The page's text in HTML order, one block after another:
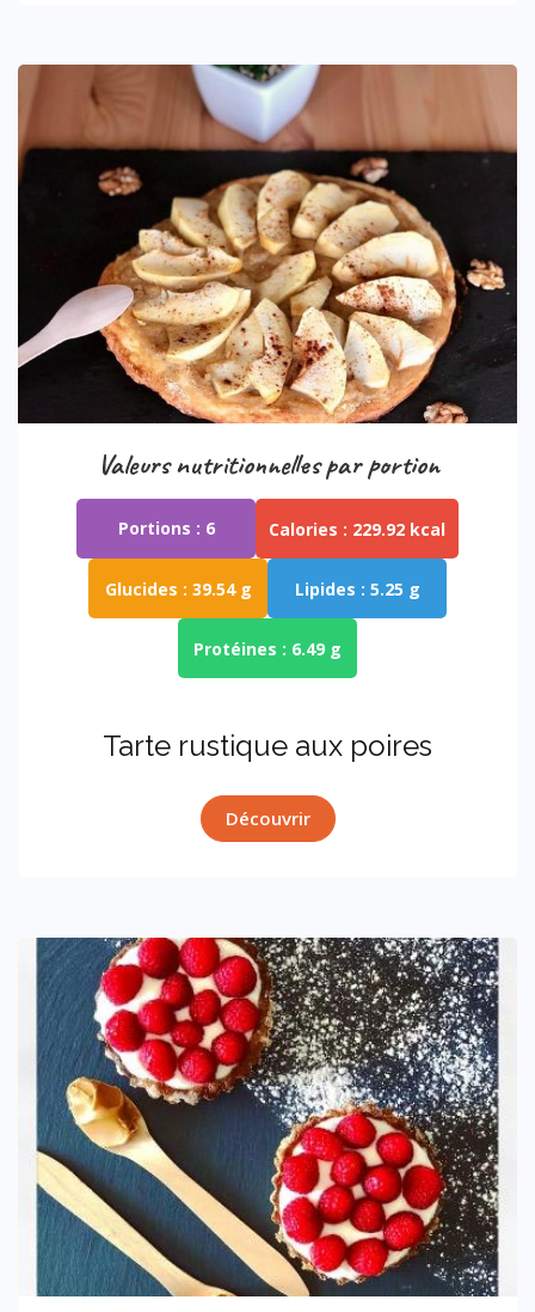
Valeurs nutritionnelles par portion
Portions : 6 Calories : 229.92 kcal
Glucides : 39.54 g Lipides : 5.25 g
Protéines : 6.49 g
tarte rustique aux poires
Découvrir